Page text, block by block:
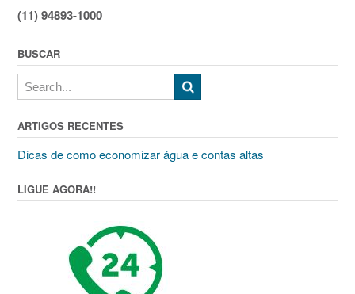
(11) 94893-1000
BUSCAR
ARTIGOS RECENTES
Dicas de como economizar água e contas altas
LIGUE AGORA!!